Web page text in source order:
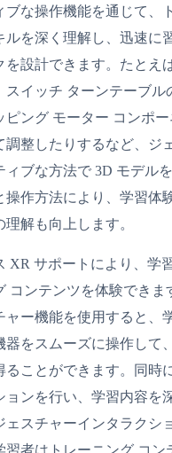
ブな操作機能を通じて、
ルを深く理解し、迅速に
を設計できます。たとえ
スイッチ ターンテーブル
ピング モーター コンポ
調整したりするなど、ジ
ィブな方法で 3D モデル
操作方法により、学習体
解も向上します。
XR サポートにより、学
コンテンツを体験できま
ャー機能を使用すると、
器をスムーズに操作して
ることができます。同時
ョンを行い、学習内容を
ェスチャーインタラクシ
習者はトレーニング コン